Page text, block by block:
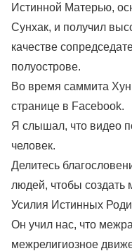
Истинной Матерью,
Сунхак, и получил
качестве
полуострове.
Во время саммита
странице в Facebook.
Я слышал, что видео
человек.
Делитесь
людей, чтобы создать
Усилия Истинных
Он учил нас, что
межрелигиозное